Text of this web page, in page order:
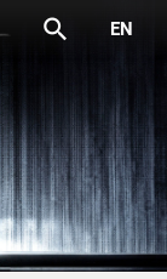
search EN